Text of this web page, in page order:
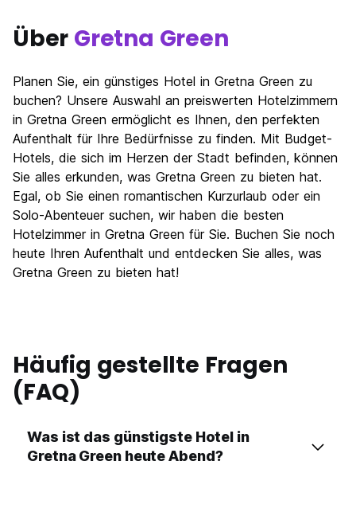
Über Gretna Green
Planen Sie, ein günstiges Hotel in Gretna Green zu
buchen? Unsere Auswahl an preiswerten Hotelzimmern
in Gretna Green ermöglicht es Ihnen, den perfekten
Aufenthalt für Ihre Bedürfnisse zu finden. Mit Budget-
Hotels, die sich im Herzen der Stadt befinden, können
Sie alles erkunden, was Gretna Green zu bieten hat.
Egal, ob Sie einen romantischen Kurzurlaub oder ein
Solo-Abenteuer suchen, wir haben die besten
Hotelzimmer in Gretna Green für Sie. Buchen Sie noch
heute Ihren Aufenthalt und entdecken Sie alles, was
Gretna Green zu bieten hat!
Häufig gestellte Fragen
(FAQ)
Was ist das günstigste Hotel in
Gretna Green heute Abend?